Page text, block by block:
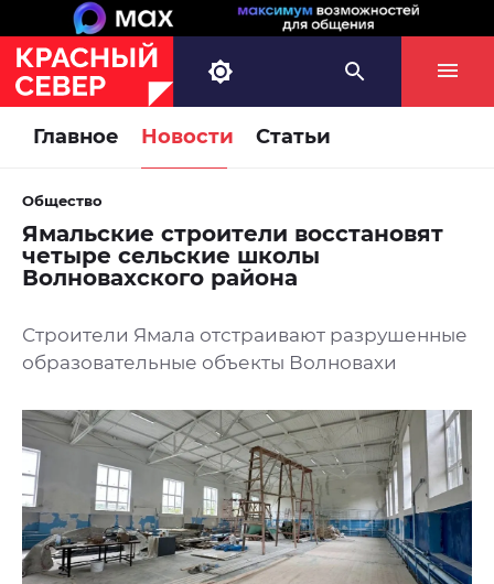
Главное Новости Статьи
Общество
Ямальские строители восстановят
четыре сельские школы
Волновахского района
Строители Ямала отстраивают разрушенные
образовательные объекты Волновахи